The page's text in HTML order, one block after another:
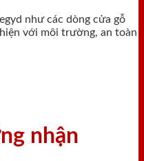
như các dòng cửa gỗ
với môi trường, an toàn
nhận